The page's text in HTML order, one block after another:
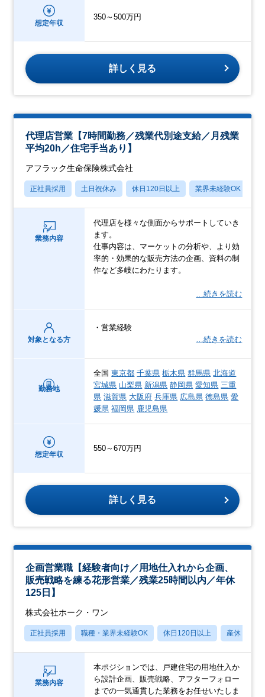
想定年収
350～500万円
詳しく見る
代理店営業【7時間勤務／残業代別途支給／月残業
平均20h／住宅手当あり】
アフラック生命保険株式会社
正社員採用 土日祝休み 休日120日以上 業界未経験OK
業務内容
代理店を様々な側面からサポートしていき
ます。
仕事内容は、マーケットの分析や、より効
率的・効果的な販売方法の企画、資料の制
作など多岐にわたります。
…続きを読む
対象となる方
・営業経験
…続きを読む
勤務地
全国東京都 千葉県 栃木県 群馬県 北海道
宮城県 山梨県 新潟県 静岡県 愛知県 三重
県 滋賀県 大阪府 兵庫県 広島県 徳島県 愛
媛県 福岡県 鹿児島県
想定年収
550～670万円
詳しく見る
企画営業職【経験者向け／用地仕入れから企画、
販売戦略を練る花形営業／残業25時間以内／年休
125日】
株式会社ホーク・ワン
正社員採用 職種・業界未経験OK 休日120日以上 産休・育休
業務内容
本ポジションでは、戸建住宅の用地仕入か
ら設計企画、販売戦略、アフターフォロー
までの一気通貫した業務をお任せいたしま